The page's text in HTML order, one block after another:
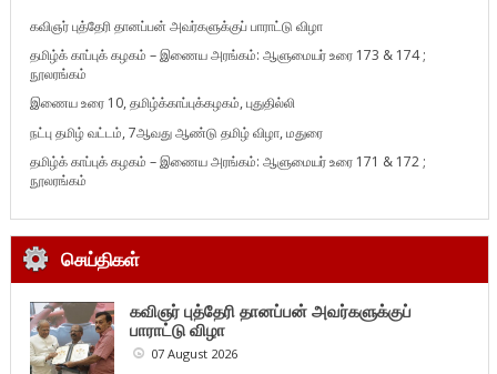
கவிஞர் புத்தேரி தானப்பன் அவர்களுக்குப் பாராட்டு விழா
தமிழ்க் காப்புக் கழகம் – இணைய அரங்கம்: ஆளுமையர் உரை 173 & 174 ;
நூலரங்கம்
இணைய உரை 10, தமிழ்க்காப்புக்கழகம், புதுதில்லி
நட்பு தமிழ் வட்டம், 7ஆவது ஆண்டு தமிழ் விழா, மதுரை
தமிழ்க் காப்புக் கழகம் – இணைய அரங்கம்: ஆளுமையர் உரை 171 & 172 ;
நூலரங்கம்
செய்திகள்
கவிஞர் புத்தேரி தானப்பன் அவர்களுக்குப்
பாராட்டு விழா
07 August 2026